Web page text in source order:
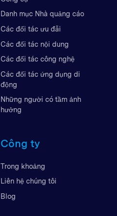
Danh mục Nhà quảng cáo
Các đối tác ưu đãi
Các đối tác nội dung
Các đối tác công nghệ
Các đối tác ứng dụng di
động
Những người có tầm ảnh
hưởng
Công ty
Trong khoảng
Liên hệ chúng tôi
Blog